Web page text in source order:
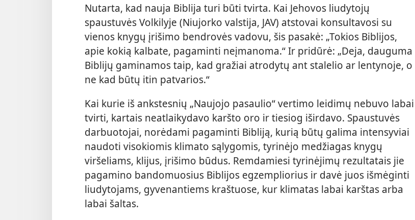
Nutarta, kad nauja Biblija turi būti tvirta. Kai Jehovos liudytojų
spaustuvės Volkilyje (Niujorko valstija, JAV) atstovai konsultavosi su
vienos knygų įrišimo bendrovės vadovu, šis pasakė: „Tokios Biblijos,
apie kokią kalbate, pagaminti neįmanoma.“ Ir pridūrė: „Deja, dauguma
Biblijų gaminamos taip, kad gražiai atrodytų ant stalelio ar lentynoje, o
ne kad būtų itin patvarios.“
Kai kurie iš ankstesnių „Naujojo pasaulio“ vertimo leidimų nebuvo labai
tvirti, kartais neatlaikydavo karšto oro ir tiesiog iširdavo. Spaustuvės
darbuotojai, norėdami pagaminti Bibliją, kurią būtų galima intensyviai
naudoti visokiomis klimato sąlygomis, tyrinėjo medžiagas knygų
viršeliams, klijus, įrišimo būdus. Remdamiesi tyrinėjimų rezultatais jie
pagamino bandomuosius Biblijos egzempliorius ir davė juos išmėginti
liudytojams, gyvenantiems kraštuose, kur klimatas labai karštas arba
labai šaltas.